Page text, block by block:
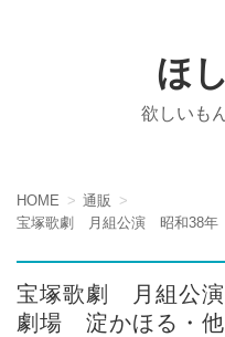
ほ
欲しいも
HOME
通販
宝塚歌劇 月組公
劇場 淀かほる・他